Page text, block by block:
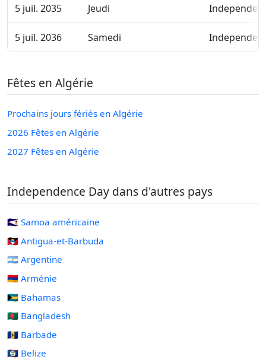
5 juil. 2035 Jeudi
5 juil. 2036 Samedi
Fêtes en Algérie
Prochains jours fériés en Algérie
2026 Fêtes en Algérie
2027 Fêtes en Algérie
Independence Day dans d'autres pays
🇦🇸 Samoa américaine
🇦🇬 Antigua-et-Barbuda
🇦🇷 Argentine
🇦🇲 Arménie
🇧🇸 Bahamas
🇧🇩 Bangladesh
🇧🇧 Barbade
🇧🇿 Belize